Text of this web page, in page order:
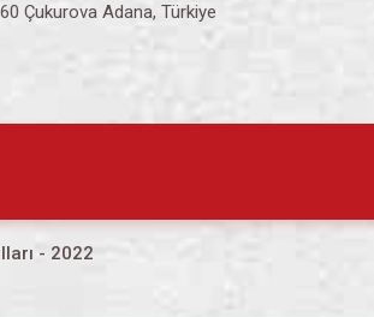
Çukurova Adana, Türkiye
- 2022